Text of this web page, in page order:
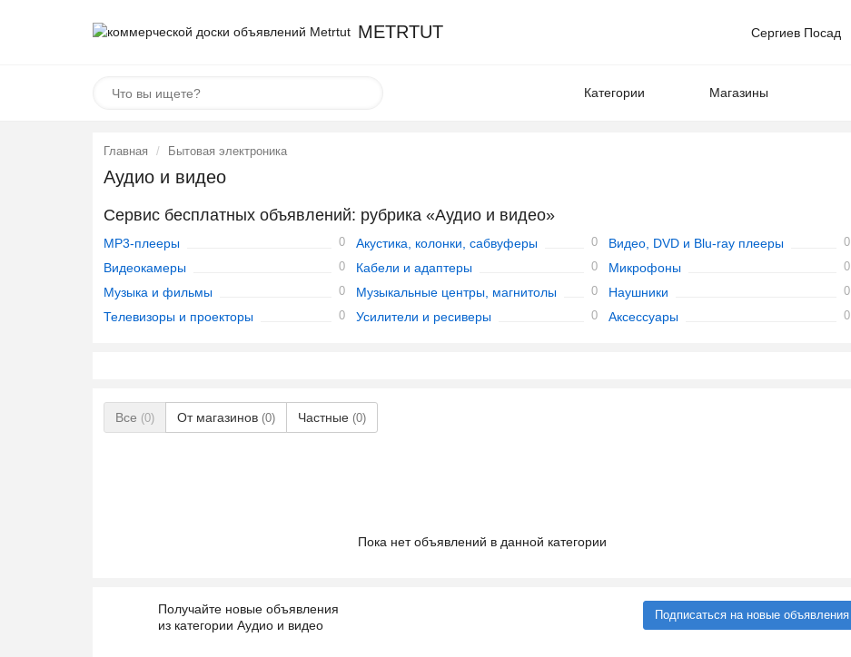
METRTUT Сергиев Посад
Категории Магазины
Главная Бытовая электроника
Аудио и видео
Сервис бесплатных объявлений: рубрика «Аудио и видео»
MP3-плееры 0 Акустика, колонки, сабвуферы 0 Видео, DVD и Blu-ray плееры 0
Видеокамеры 0 Кабели и адаптеры 0 Микрофоны 0
Музыка и фильмы 0 Музыкальные центры, магнитолы 0 Наушники 0
Телевизоры и проекторы 0 Усилители и ресиверы 0 Аксессуары 0
Все (0) От магазинов (0) Частные (0)
Пока нет объявлений в данной категории
Получайте новые объявления
из категории Аудио и видео
Подписаться на новые объявления